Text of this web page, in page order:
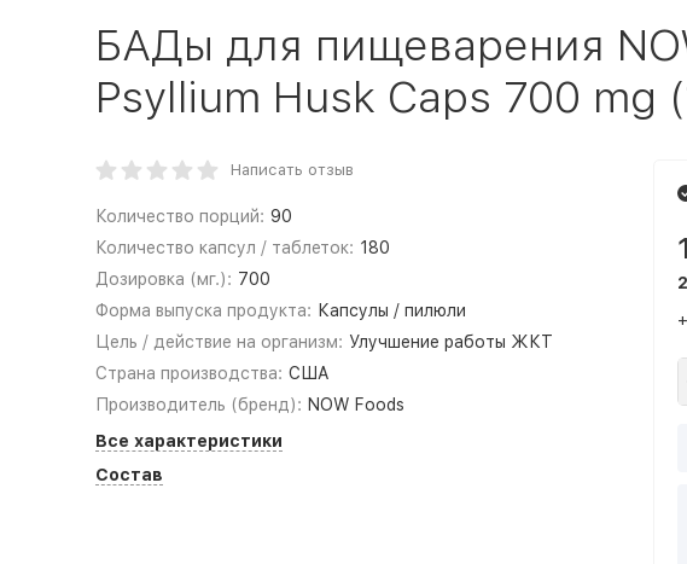
БАДы для пищеварения
Psyllium Husk Caps 700 mg
Написать отзыв
Количество порций: 90
Количество капсул / таблеток: 180
Дозировка (мг.): 700
Форма выпуска продукта: Капсулы / пилюли
Цель / действие на организм: Улучшение работы ЖКТ
Страна производства: США
Производитель (бренд): NOW Foods
Все характеристики
Состав